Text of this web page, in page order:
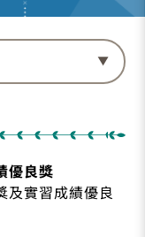
優良獎
及實習成績優良